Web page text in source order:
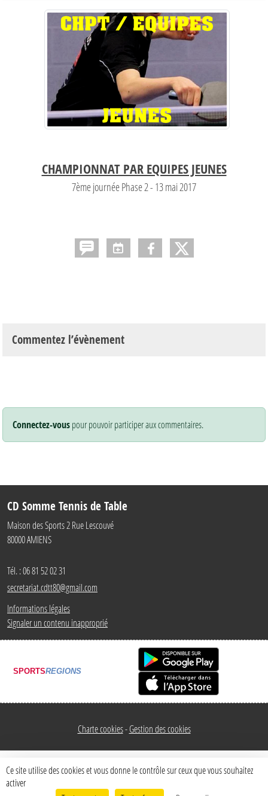
CHAMPIONNAT PAR EQUIPES JEUNES
7ème journée Phase 2 - 13 mai 2017
Commentez l’évènement
Connectez-vouspour pouvoir participer aux commentaires.
CD Somme Tennis de Table
Maison des Sports 2 Rue Lescouvé
80000AMIENS
Tél. :06 81 52 02 31
secretariat.cdtt80@gmail.com
Informations légales
Signaler un contenu inapproprié
SPORTSREGIONS
Charte cookies Gestion des cookies
Ce site utilise des cookies et vous donne le contrôle sur ceux que vous souhaitez
activer